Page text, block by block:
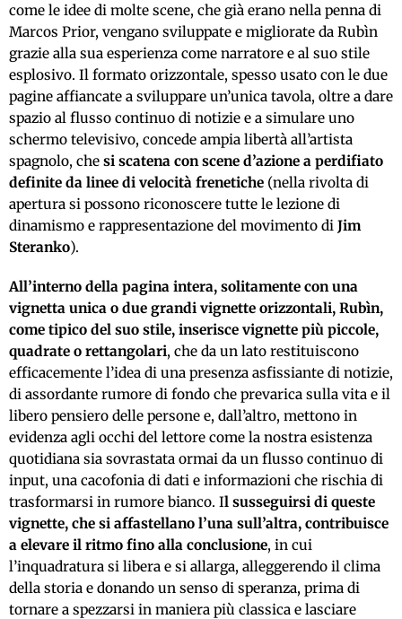
come le idee di molte scene, che già erano nella penna di
Marcos Prior, vengano sviluppate e migliorate da Rubìn
grazie alla sua esperienza come narratore e al suo stile
esplosivo. Il formato orizzontale, spesso usato con le due
pagine affiancate a sviluppare un’unica tavola, oltre a dare
spazio al flusso continuo di notizie e a simulare uno
schermo televisivo, concede ampia libertà all’artista
spagnolo, che si scatena con scene d’azione a perdifiato
definite da linee di velocità frenetiche (nella rivolta di
apertura si possono riconoscere tutte le lezione di
dinamismo e rappresentazione del movimento di Jim
Steranko).
All’interno della pagina intera, solitamente con una
vignetta unica o due grandi vignette orizzontali, Rubìn,
come tipico del suo stile, inserisce vignette più piccole,
quadrate o rettangolari, che da un lato restituiscono
efficacemente l’idea di una presenza asfissiante di notizie,
di assordante rumore di fondo che prevarica sulla vita e il
libero pensiero delle persone e, dall’altro, mettono in
evidenza agli occhi del lettore come la nostra esistenza
quotidiana sia sovrastata ormai da un flusso continuo di
input, una cacofonia di dati e informazioni che rischia di
trasformarsi in rumore bianco. Il susseguirsi di queste
vignette, che si affastellano l’una sull’altra, contribuisce
a elevare il ritmo fino alla conclusione, in cui
l’inquadratura si libera e si allarga, alleggerendo il clima
della storia e donando un senso di speranza, prima di
tornare a spezzarsi in maniera più classica e lasciare